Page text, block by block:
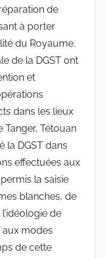
de
à porter
du Royaume.
de la DGST ont
et
dans les lieux
Tanger, Tétouan
la DGST dans
effectuées aux
la saisie
blanches, de
de
aux modes
de cette